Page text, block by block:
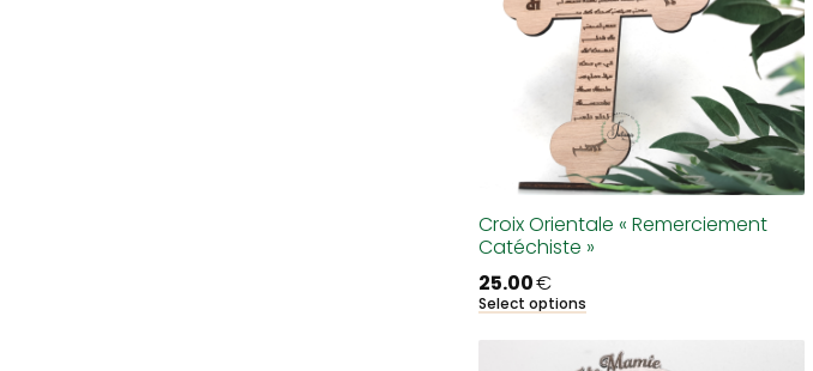
Croix Orientale « Remerciement
Catéchiste »
25.00€
Select options